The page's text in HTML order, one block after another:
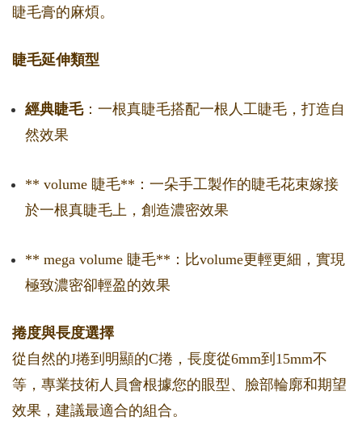
睫毛膏的麻煩。
睫毛延伸類型
經典睫毛：一根真睫毛搭配一根人工睫毛，打造自
然效果
** volume 睫毛**：一朵手工製作的睫毛花束嫁接
於一根真睫毛上，創造濃密效果
** mega volume 睫毛**：比volume更輕更細，實現
極致濃密卻輕盈的效果
捲度與長度選擇
從自然的J捲到明顯的C捲，長度從6mm到15mm不
等，專業技術人員會根據您的眼型、臉部輪廓和期望
效果，建議最適合的組合。